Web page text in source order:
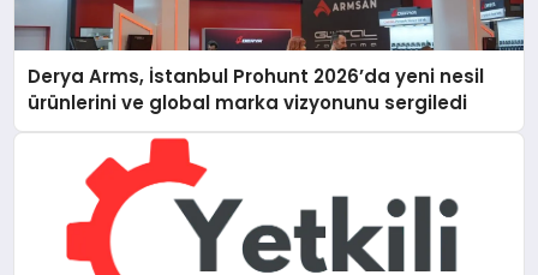
Derya Arms, İstanbul Prohunt 2026’da yeni nesil
ürünlerini ve global marka vizyonunu sergiledi